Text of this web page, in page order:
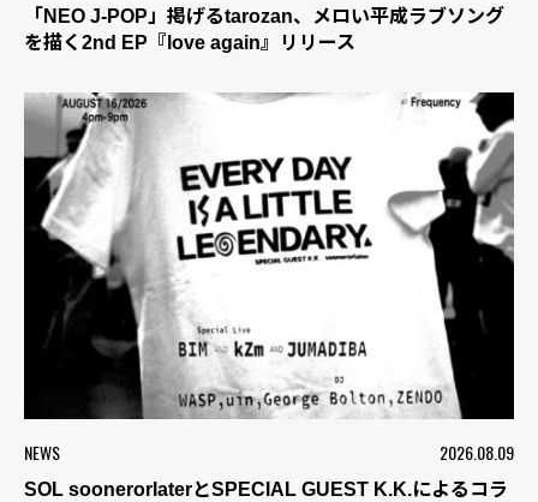
「NEO J-POP」掲げるtarozan、メロい平成ラブソング
を描く2nd EP『love again』リリース
NEWS 2026.08.09
SOL soonerorlaterとSPECIAL GUEST K.K.によるコラ